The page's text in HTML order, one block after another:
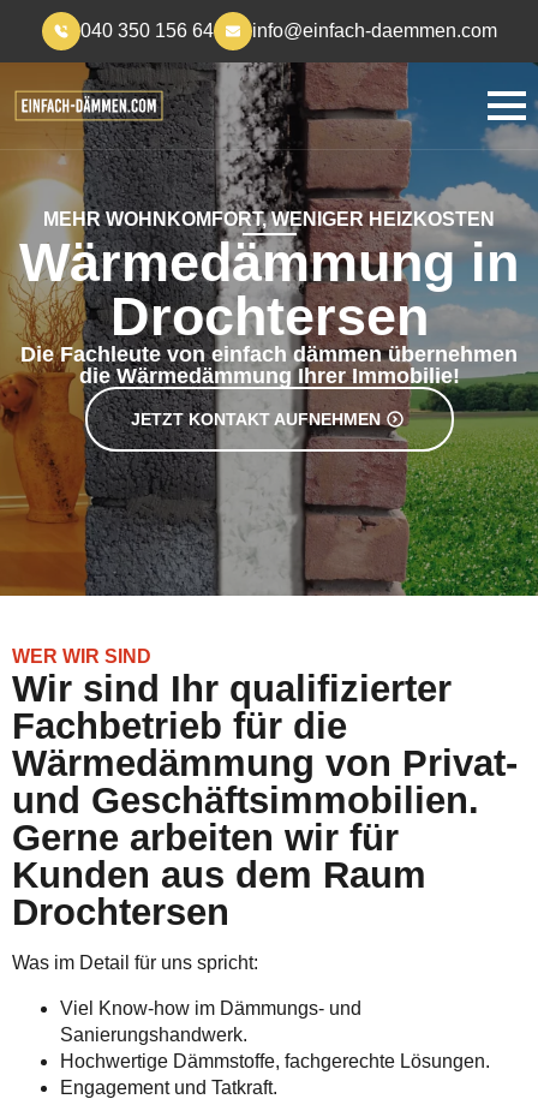
040 350 156 64 info@einfach-daemmen.com
MEHR WOHNKOMFORT, WENIGER HEIZKOSTEN
Wärmedämmung in
Drochtersen
Die Fachleute von einfach dämmen übernehmen
die Wärmedämmung Ihrer Immobilie!
JETZT KONTAKT AUFNEHMEN
WER WIR SIND
Wir sind Ihr qualifizierter
Fachbetrieb für die
Wärmedämmung von Privat-
und Geschäftsimmobilien.
Gerne arbeiten wir für
Kunden aus dem Raum
Drochtersen
Was im Detail für uns spricht:
Viel Know-how im Dämmungs- und
Sanierungshandwerk.
Hochwertige Dämmstoffe, fachgerechte Lösungen.
Engagement und Tatkraft.